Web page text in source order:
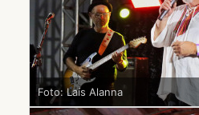
Foto: Laís Alanna